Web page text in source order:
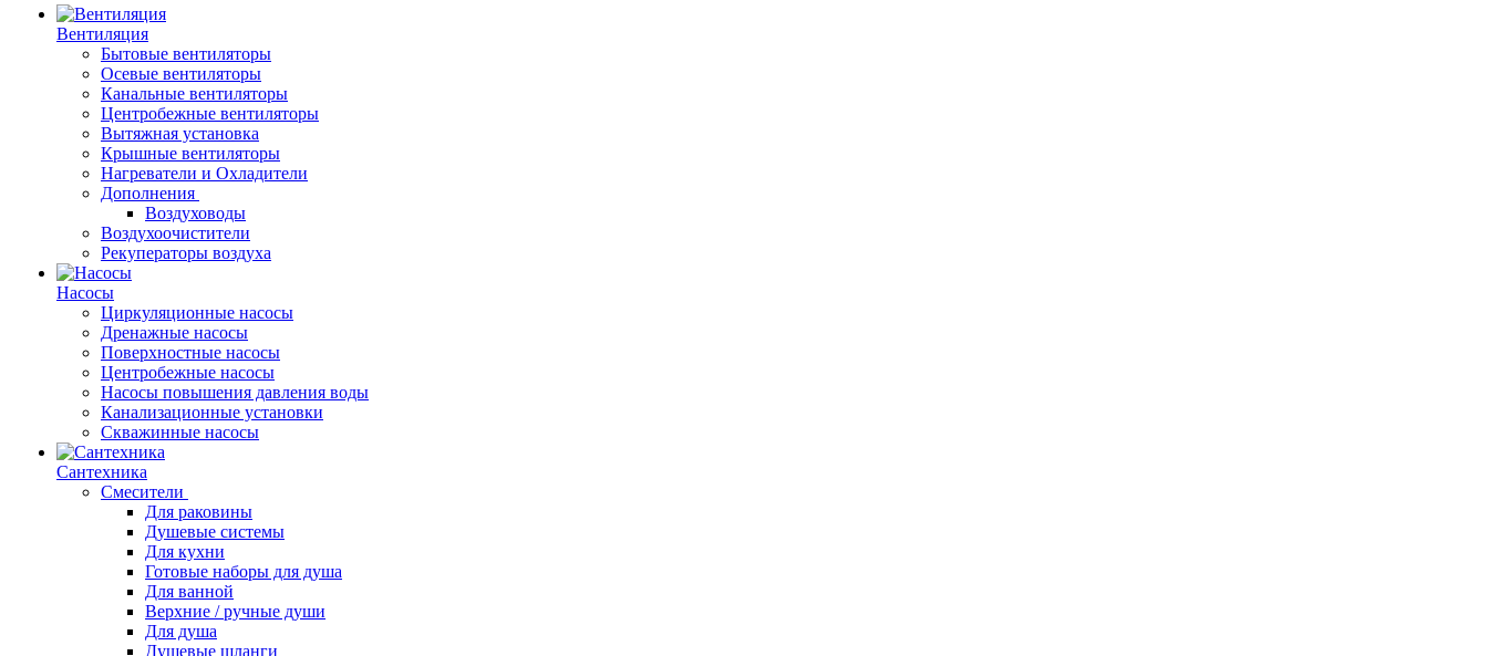
Вентиляция
Бытовые вентиляторы
Осевые вентиляторы
Канальные вентиляторы
Центробежные вентиляторы
Вытяжная установка
Крышные вентиляторы
Нагреватели и Охладители
Дополнения
Воздуховоды
Воздухоочистители
Рекуператоры воздуха
Насосы
Циркуляционные насосы
Дренажные насосы
Поверхностные насосы
Центробежные насосы
Насосы повышения давления воды
Канализационные установки
Скважинные насосы
Сантехника
Смесители
Для раковины
Душевые системы
Для кухни
Готовые наборы для душа
Для ванной
Верхние / ручные души
Для душа
Душевые шланги